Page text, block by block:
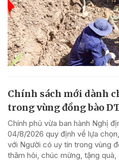
Chính sách mới dành
trong vùng đồng bào
Chính phủ vừa ban hành Nghị
04/8/2026 quy định về lựa
với Người có uy tín trong vùng
thăm hỏi, chúc mừng, tặng quà,